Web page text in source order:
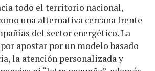
todo el territorio nacional,
una alternativa cercana frente
del sector energético. La
apostar por un modelo basado
la atención personalizada y